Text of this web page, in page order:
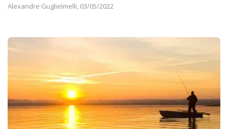
Alexandre Guglielmelli, 03/05/2022